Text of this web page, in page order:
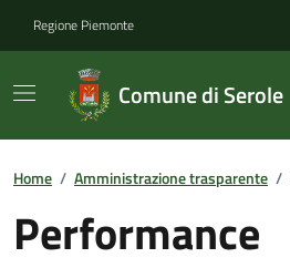
Regione Piemonte
Comune di Serole
Home / Amministrazione trasparente /
Performance